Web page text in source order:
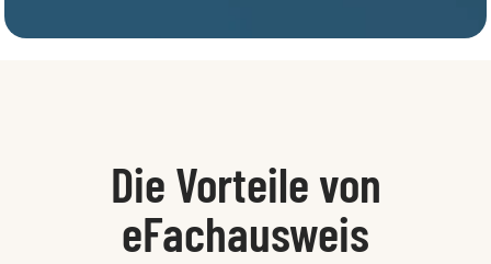
Die Vorteile von
eFachausweis